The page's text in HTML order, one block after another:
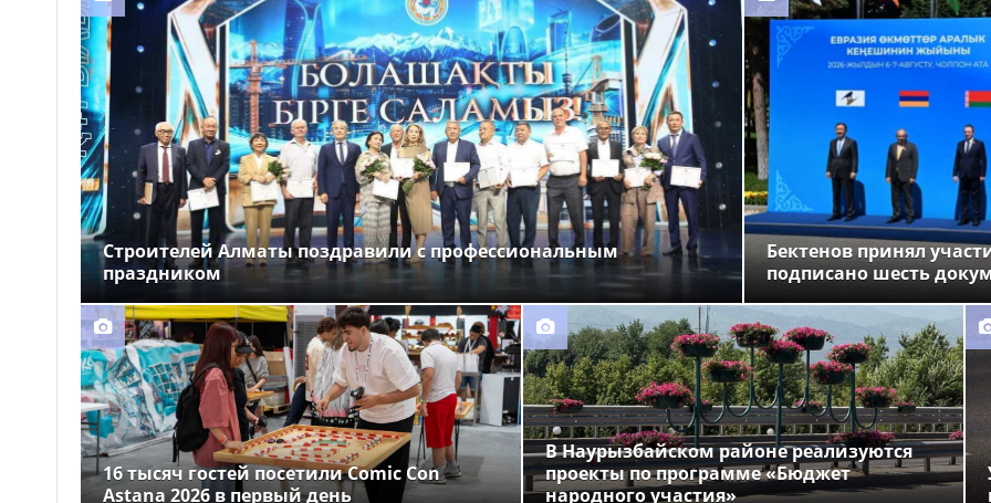
Строителей Алматы поздравили с профессиональным
праздником
Бектенов принял
подписано шесть
16 тысяч гостей посетили Comic Con
Astana 2026 в первый день
В Наурызбайском районе реализуются
проекты по программе «Бюджет
народного участия»